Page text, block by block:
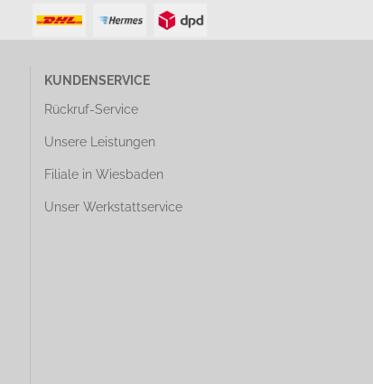
KUNDENSERVICE
Rückruf-Service
Unsere Leistungen
Filiale in Wiesbaden
Unser Werkstattservice